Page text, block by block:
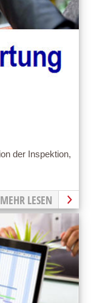
der Inspektion,
MEHR LESEN